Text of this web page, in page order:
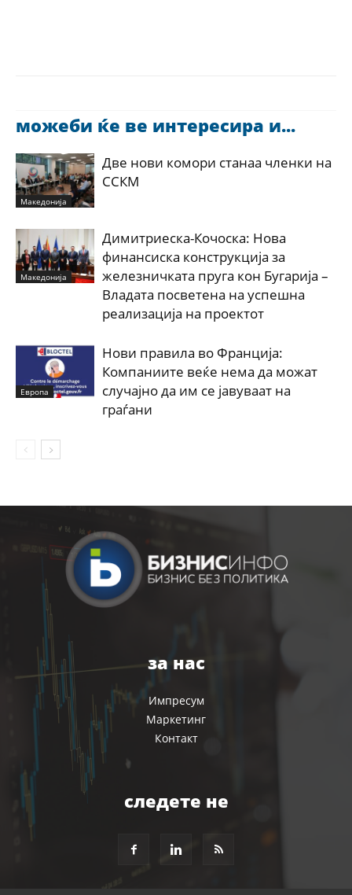
можеби ќе ве интересира и...
Македонија
Две нови комори станаа членки на
ССКМ
Македонија
Димитриеска-Кочоска: Нова
финансиска конструкција за
железничката пруга кон Бугарија –
Владата посветена на успешна
реализација на проектот
Европа
Нови правила во Франција:
Компаниите веќе нема да можат
случајно да им се јавуваат на
граѓани
за нас
Импресум
Маркетинг
Контакт
следете не